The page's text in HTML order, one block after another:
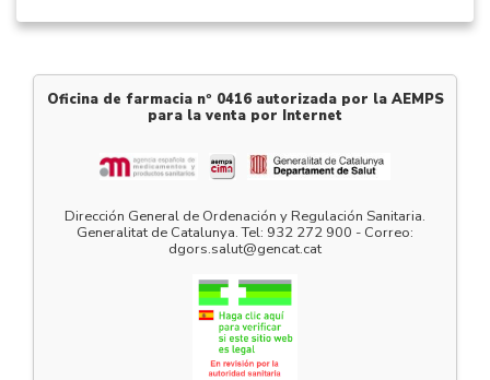
Oficina de farmacia nº 0416 autorizada por la AEMPS
para la venta por Internet
Dirección General de Ordenación y Regulación Sanitaria.
Generalitat de Catalunya. Tel: 932 272 900 - Correo:
dgors.salut@gencat.cat